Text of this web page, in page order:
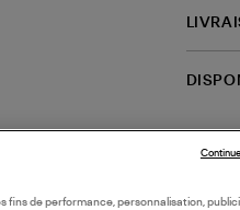
fins de performance, personnalisation,